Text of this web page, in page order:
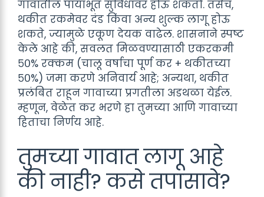
गावातील पायाभूत सुविधांवर होऊ शकतो. तसेच,
थकीत रकमेवर दंड किंवा अन्य शुल्क लागू होऊ
शकते, ज्यामुळे एकूण देयक वाढेल. शासनाने स्पष्ट
केले आहे की, सवलत मिळवण्यासाठी एकरकमी
५०% रक्कम (चालू वर्षाचा पूर्ण कर + थकीतच्या
५०%) जमा करणे अनिवार्य आहे; अन्यथा, थकीत
प्रलंबित राहून गावाच्या प्रगतीला अडथळा येईल.
म्हणून, वेळेत कर भरणे हा तुमच्या आणि गावाच्या
हिताचा निर्णय आहे.
तुमच्या गावात लागू आहे
की नाही? कसे तपासावे?